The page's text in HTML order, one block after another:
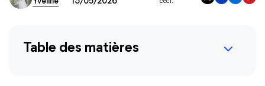
Table des matières